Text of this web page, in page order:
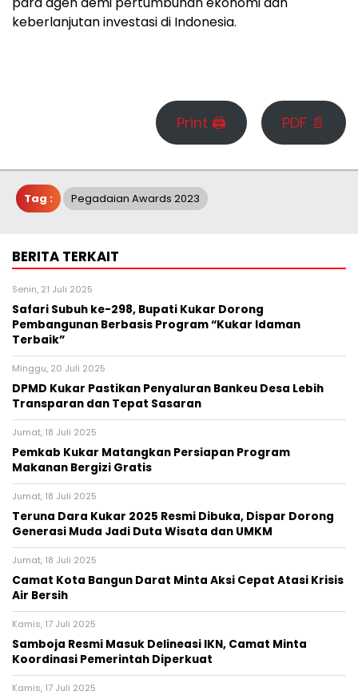
keberlanjutan investasi di Indonesia.
Print 🖨 PDF 📄
Tag : Pegadaian Awards 2023
BERITA TERKAIT
Senin, 21 Juli 2025
Safari Subuh ke-298, Bupati Kukar Dorong
Pembangunan Berbasis Program “Kukar Idaman
Terbaik”
Minggu, 20 Juli 2025
DPMD Kukar Pastikan Penyaluran Bankeu Desa Lebih
Transparan dan Tepat Sasaran
Jumat, 18 Juli 2025
Pemkab Kukar Matangkan Persiapan Program
Makanan Bergizi Gratis
Jumat, 18 Juli 2025
Teruna Dara Kukar 2025 Resmi Dibuka, Dispar Dorong
Generasi Muda Jadi Duta Wisata dan UMKM
Jumat, 18 Juli 2025
Camat Kota Bangun Darat Minta Aksi Cepat Atasi Krisis
Air Bersih
Kamis, 17 Juli 2025
Samboja Resmi Masuk Delineasi IKN, Camat Minta
Koordinasi Pemerintah Diperkuat
Kamis, 17 Juli 2025